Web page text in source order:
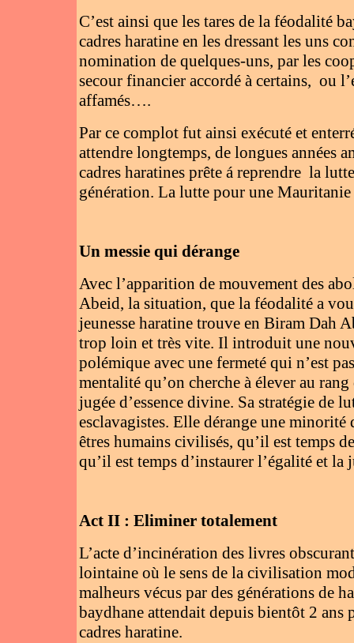
C’est ainsi que les tares de la féodalité
cadres haratine en les dressant les uns
nomination de quelques-uns, par les
secour financier accordé à certains, ou
affamés….
Par ce complot fut ainsi exécuté et
attendre longtemps, de longues années
cadres haratines prête á reprendre la
génération. La lutte pour une
Un messie qui dérange
Avec l’apparition de mouvement des
Abeid, la situation, que la féodalité a
jeunesse haratine trouve en Biram Dah
trop loin et très vite. Il introduit une
polémique avec une fermeté qui n’est
mentalité qu’on cherche à élever au
jugée d’essence divine. Sa stratégie de
esclavagistes. Elle dérange une minorité
êtres humains civilisés, qu’il est temps
qu’il est temps d’instaurer l’égalité et
Act II : Eliminer totalement
L’acte d’incinération des livres
lointaine où le sens de la civilisation
malheurs vécus par des générations de
baydhane attendait depuis bientôt 2
cadres haratine.